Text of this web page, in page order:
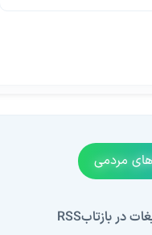
مردمی
در بازتابRSS